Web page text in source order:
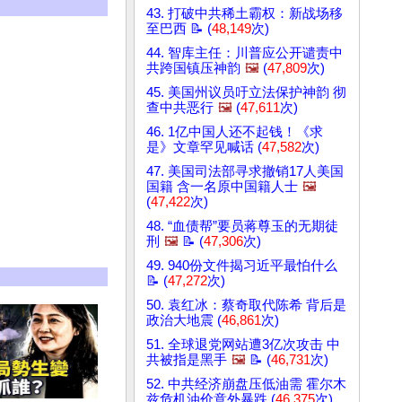
43. 打破中共稀土霸权：新战场移
至巴西 📝 (48,149次)
44. 智库主任：川普应公开谴责中
共跨国镇压神韵 🖼️ (47,809次)
45. 美国州议员吁立法保护神韵 彻
查中共恶行 🖼️ (47,611次)
46. 1亿中国人还不起钱！《求
是》文章罕见喊话 (47,582次)
47. 美国司法部寻求撤销17人美国
国籍 含一名原中国籍人士 🖼️
(47,422次)
48. “血债帮”要员蒋尊玉的无期徒
刑 🖼️ 📝 (47,306次)
49. 940份文件揭习近平最怕什么
📝 (47,272次)
50. 袁红冰：蔡奇取代陈希 背后是
政治大地震 (46,861次)
51. 全球退党网站遭3亿次攻击 中
共被指是黑手 🖼️ 📝 (46,731次)
52. 中共经济崩盘压低油需 霍尔木